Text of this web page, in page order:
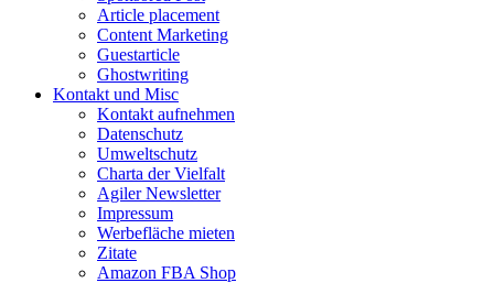
Article placement
Content Marketing
Guestarticle
Ghostwriting
Kontakt und Misc
Kontakt aufnehmen
Datenschutz
Umweltschutz
Charta der Vielfalt
Agiler Newsletter
Impressum
Werbefläche mieten
Zitate
Amazon FBA Shop